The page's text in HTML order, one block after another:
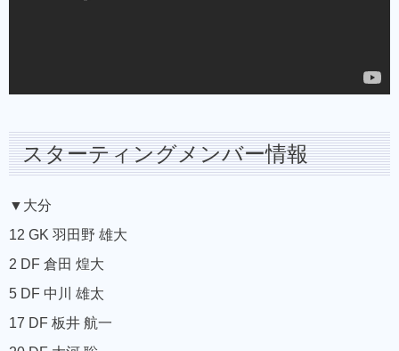
スターティングメンバー情報
▼大分
12 GK 羽田野 雄大
2 DF 倉田 煌大
5 DF 中川 雄太
17 DF 板井 航一